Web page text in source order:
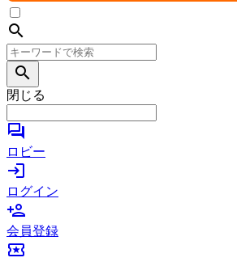
search
search
閉じる
forum
ロビー
login
ログイン
person_add
会員登録
local_activity